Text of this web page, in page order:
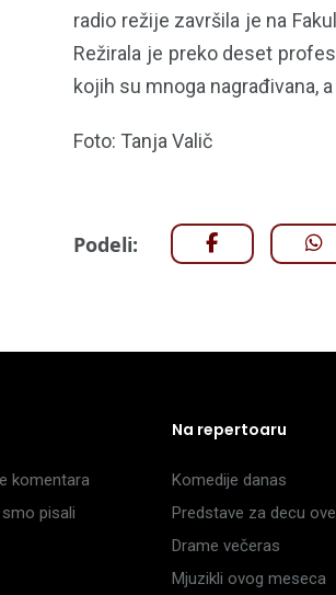
radio režije završila je na
Režirala je preko deset
kojih su mnoga nagrađivana,
Foto: Tanja Valič
Podeli:
komentara
pisali
Na repertoaru
Komedije danas
Predstave za decu
Drame večeras
Mjuzikli ovog meseca